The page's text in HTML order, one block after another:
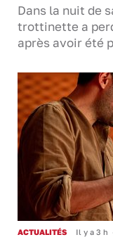
Dans la nuit de
trottinette a
après avoir été
ACTUALITÉS Il y a 3 h